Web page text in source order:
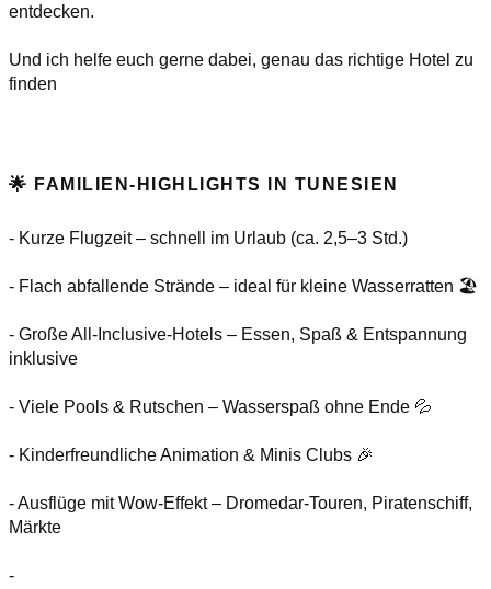
entdecken.
Und ich helfe euch gerne dabei, genau das richtige Hotel zu
finden
🌟 FAMILIEN-HIGHLIGHTS IN TUNESIEN
- Kurze Flugzeit – schnell im Urlaub (ca. 2,5–3 Std.)
- Flach abfallende Strände – ideal für kleine Wasserratten 🏖️
- Große All-Inclusive-Hotels – Essen, Spaß & Entspannung
inklusive
- Viele Pools & Rutschen – Wasserspaß ohne Ende 💦
- Kinderfreundliche Animation & Minis Clubs 🎉
- Ausflüge mit Wow-Effekt – Dromedar-Touren, Piratenschiff,
Märkte
-